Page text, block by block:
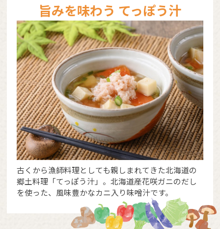
旨みを味わう てっぽう汁
古くから漁師料理としても親しまれてきた北海道の
郷土料理「てっぽう汁」。北海道産花咲ガニのだし
を使った、風味豊かなカニ入り味噌汁です。